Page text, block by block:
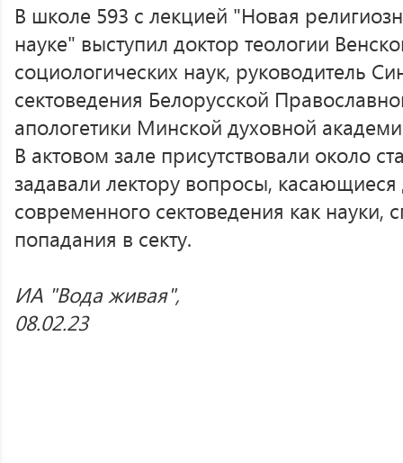
В школе 593 с лекцией "Новая
науке" выступил доктор теологии
социологических наук, руководитель
сектоведения Белорусской
апологетики Минской духовной
В актовом зале присутствовали около
задавали лектору вопросы,
современного сектоведения как науки,
попадания в секту.
ИА "Вода живая",
08.02.23